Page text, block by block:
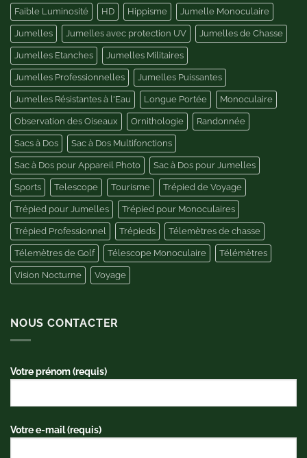
Faible Luminosité HD Hippisme Jumelle Monoculaire
Jumelles Jumelles avec protection UV Jumelles de Chasse
Jumelles Etanches Jumelles Militaires
Jumelles Professionnelles Jumelles Puissantes
Jumelles Résistantes à l'Eau Longue Portée Monoculaire
Observation des Oiseaux Ornithologie Randonnée
Sacs à Dos Sac à Dos Multifonctions
Sac à Dos pour Appareil Photo Sac à Dos pour Jumelles
Sports Telescope Tourisme Trépied de Voyage
Trépied pour Jumelles Trépied pour Monoculaires
Trépied Professionnel Trépieds Télemètres de chasse
Télemètres de Golf Télescope Monoculaire Télémètres
Vision Nocturne Voyage
NOUS CONTACTER
Votre prénom (requis)
Votre e-mail (requis)